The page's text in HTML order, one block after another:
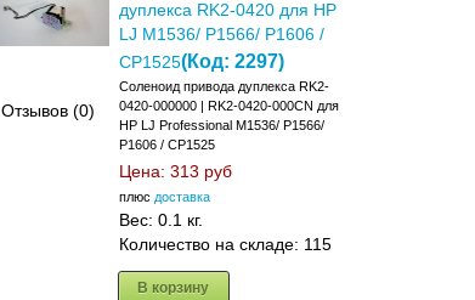
Отзывов (0)
дуплекса RK2-0420 для HP
LJ M1536/ P1566/ P1606 /
CP1525(Код: 2297)
Соленоид привода дуплекса RK2-
0420-000000 | RK2-0420-000CN для
HP LJ Professional M1536/ P1566/
P1606 / CP1525
Цена: 313 руб
плюс доставка
Вес: 0.1 кг.
Количество на складе: 115
В корзину